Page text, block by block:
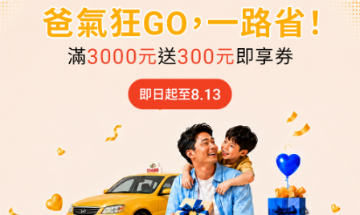
55688【70元-日間X15張
+24HX8張搭車金大禮
包】★贈搭車金140元
NT$1,750
55688【70元-夜間X15張
+24HX8張搭車金大禮
包】★贈搭車金140元
NT$1,610
NT$1,750